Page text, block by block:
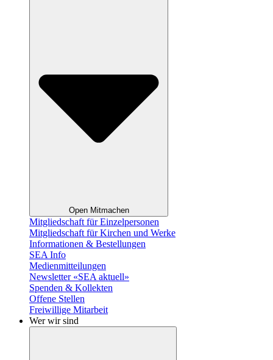
Open Mitmachen
Mitgliedschaft für Einzelpersonen
Mitgliedschaft für Kirchen und Werke
Informationen & Bestellungen
SEA Info
Medienmitteilungen
Newsletter «SEA aktuell»
Spenden & Kollekten
Offene Stellen
Freiwillige Mitarbeit
Wer wir sind